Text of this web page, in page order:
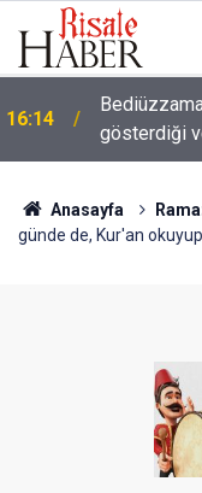
16:14
gösterdiği
Anasayfa
günde de, Kur'an okuyup